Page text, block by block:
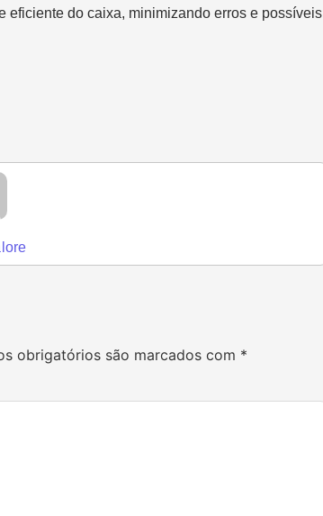
eficiente do caixa, minimizando erros e possíveis
obrigatórios são marcados com *